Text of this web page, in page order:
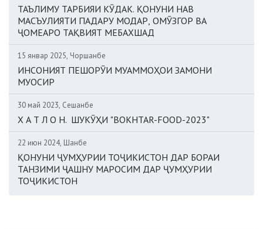
ТАЪЛИМУ ТАРБИЯИ КӮДАК. ҚОНУНИ НАВ
МАСЪУЛИЯТИ ПАДАРУ МОДАР, ОМӮЗГОР ВА
ҶОМЕАРО ТАҚВИЯТ МЕБАХШАД
15 январ 2025, Чоршанбе
ИНСОНИЯТ ПЕШОРӮИ МУАММОҲОИ ЗАМОНИ
МУОСИР
30 май 2023, Сешанбе
Х А Т Л О Н. ШУКӮҲИ "BOKHTAR-FOOD-2023"
22 июн 2024, Шанбе
ҚОНУНИ ҶУМҲУРИИ ТОҶИКИСТОН ДАР БОРАИ
ТАНЗИМИ ҶАШНУ МАРОСИМ ДАР ҶУМҲУРИИ
ТОҶИКИСТОН